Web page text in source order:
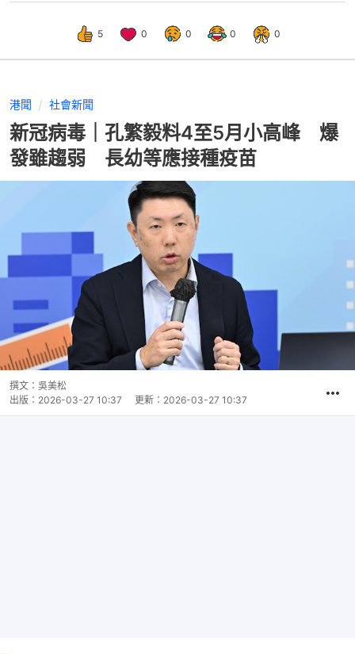
5 0 0 0 0
港聞 社會新聞
新冠病毒｜孔繁毅料4至5月小高峰 爆
發雖趨弱 長幼等應接種疫苗
撰文： 吳美松
出版： 2026-03-27 10:37 更新： 2026-03-27 10:37